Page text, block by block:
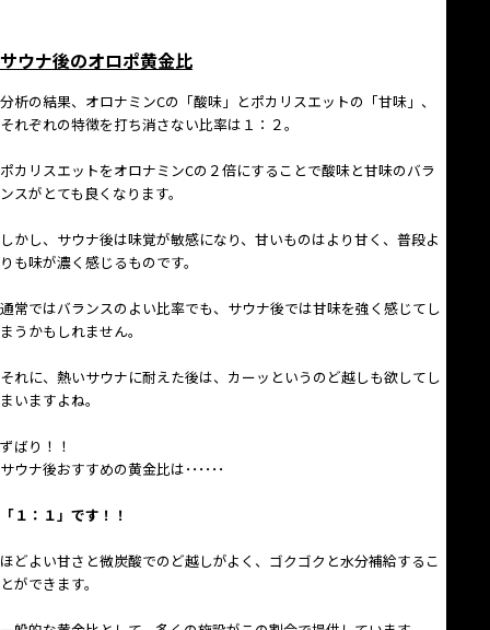
サウナ後のオロポ黄金比
分析の結果、オロナミンCの「酸味」とポカリスエットの「甘味」、
それぞれの特徴を打ち消さない比率は１：２。
ポカリスエットをオロナミンCの２倍にすることで酸味と甘味のバラ
ンスがとても良くなります。
しかし、サウナ後は味覚が敏感になり、甘いものはより甘く、普段よ
りも味が濃く感じるものです。
通常ではバランスのよい比率でも、サウナ後では甘味を強く感じてし
まうかもしれません。
それに、熱いサウナに耐えた後は、カーッというのど越しも欲してし
まいますよね。
ずばり！！
サウナ後おすすめの黄金比は･･････
「１：１」です！！
ほどよい甘さと微炭酸でのど越しがよく、ゴクゴクと水分補給するこ
とができます。